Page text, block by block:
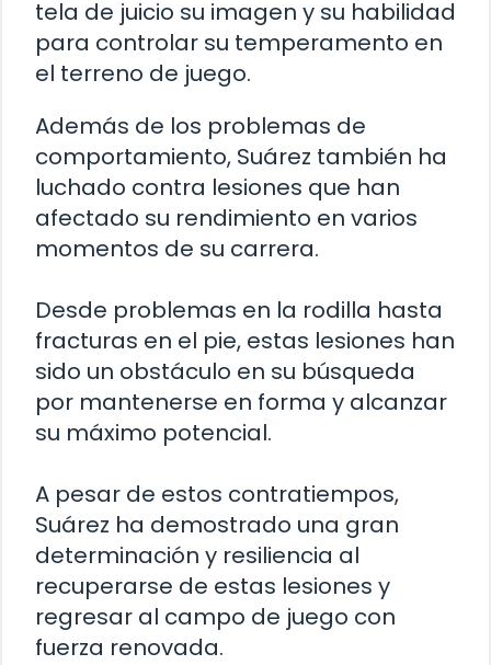
tela de juicio su imagen y su habilidad
para controlar su temperamento en
el terreno de juego.
Además de los problemas de
comportamiento, Suárez también ha
luchado contra lesiones que han
afectado su rendimiento en varios
momentos de su carrera.
Desde problemas en la rodilla hasta
fracturas en el pie, estas lesiones han
sido un obstáculo en su búsqueda
por mantenerse en forma y alcanzar
su máximo potencial.
A pesar de estos contratiempos,
Suárez ha demostrado una gran
determinación y resiliencia al
recuperarse de estas lesiones y
regresar al campo de juego con
fuerza renovada.